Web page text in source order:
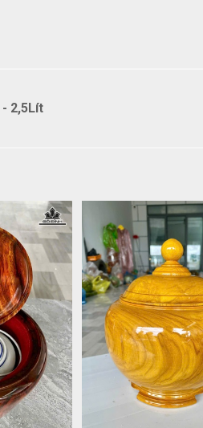
- 2,5Lít